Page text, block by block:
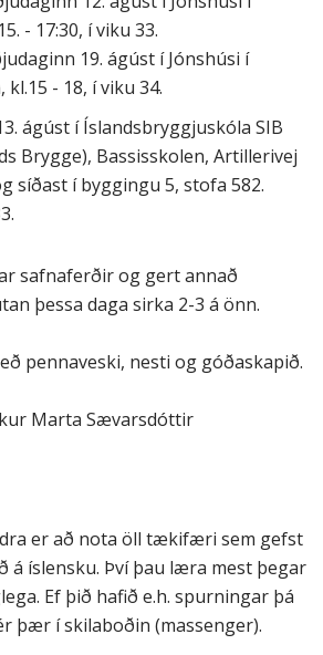
- 17:30, í viku 33.
19. ágúst í Jónshúsi í
- 18, í viku 34.
ágúst í Íslandsbryggjuskóla SIB
Brygge), Bassisskolen, Artillerivej
síðast í byggingu 5, stofa 582.
safnaferðir og gert annað
þessa daga sirka 2-3 á önn.
pennaveski, nesti og góðaskapið.
Marta Sævarsdóttir
er að nota öll tækifæri sem gefst
á íslensku. Því þau læra mest þegar
Ef þið hafið e.h. spurningar þá
þær í skilaboðin (massenger).